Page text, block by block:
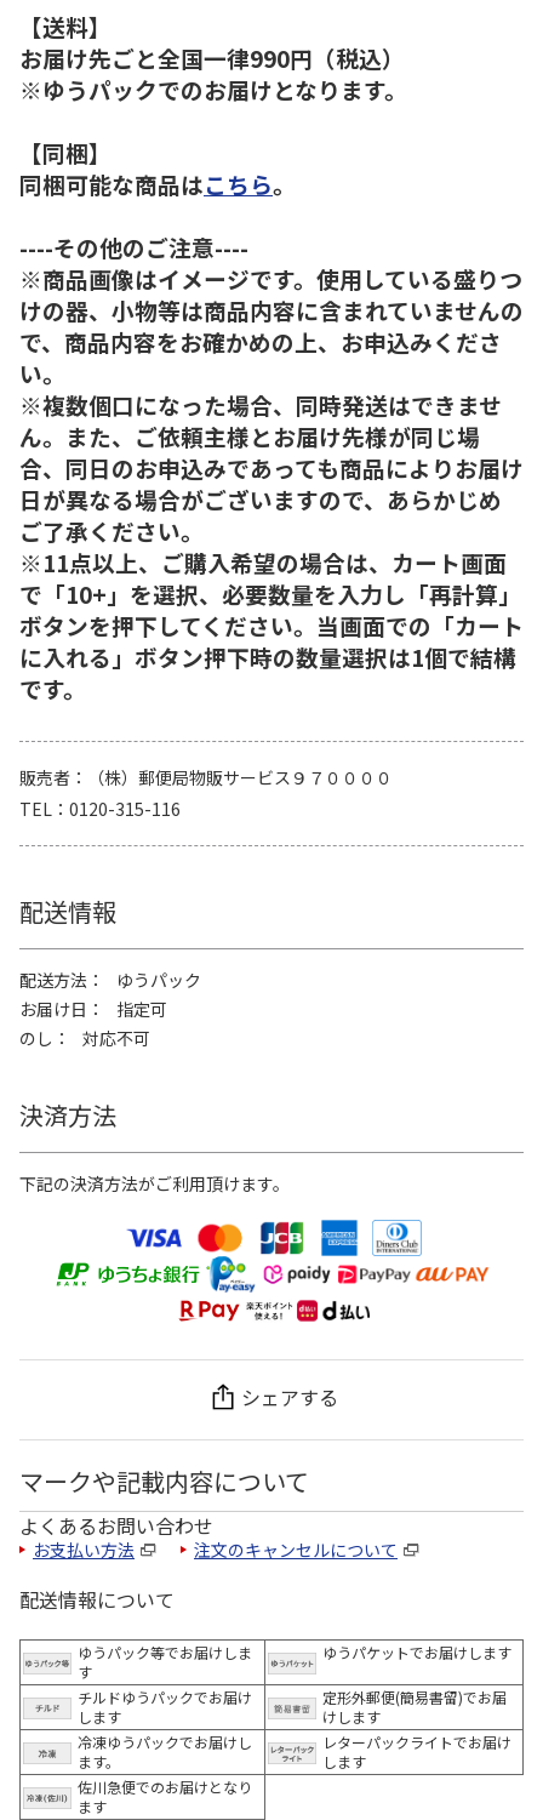
【送料】
お届け先ごと全国一律990円（税込）
※ゆうパックでのお届けとなります。
【同梱】
同梱可能な商品はこちら。
----その他のご注意----
※商品画像はイメージです。使用している盛りつ
けの器、小物等は商品内容に含まれていませんの
で、商品内容をお確かめの上、お申込みくださ
い。
※複数個口になった場合、同時発送はできませ
ん。また、ご依頼主様とお届け先様が同じ場
合、同日のお申込みであっても商品によりお届け
日が異なる場合がございますので、あらかじめ
ご了承ください。
※11点以上、ご購入希望の場合は、カート画面
で「10+」を選択、必要数量を入力し「再計算」
ボタンを押下してください。当画面での「カート
に入れる」ボタン押下時の数量選択は1個で結構
です。
販売者
（株）郵便局物販サービス９７００００
TEL
0120-315-116
配送情報
配送方法
ゆうパック
お届け日
指定可
のし
対応不可
決済方法
下記の決済方法がご利用頂けます。
シェアする
マークや記載内容について
よくあるお問い合わせ
お支払い方法 注文のキャンセルについて
配送情報について
ゆうパック等でお届けしま
す
ゆうパケットでお届けします
チルドゆうパックでお届け
します
定形外郵便(簡易書留)でお届
けします
冷凍ゆうパックでお届けし
ます。
レターパックライトでお届け
します
佐川急便でのお届けとなり
ます